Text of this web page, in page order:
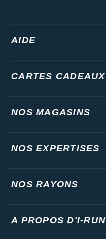
AIDE
CARTES CADEAUX
NOS MAGASINS
NOS EXPERTISES
NOS RAYONS
A PROPOS D'I-RUN